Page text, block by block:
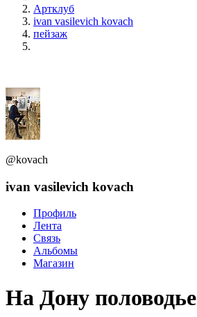
Артклуб
ivan vasilevich kovach
пейзаж
@kovach
ivan vasilevich kovach
Профиль
Лента
Связь
Альбомы
Магазин
На Дону половодье